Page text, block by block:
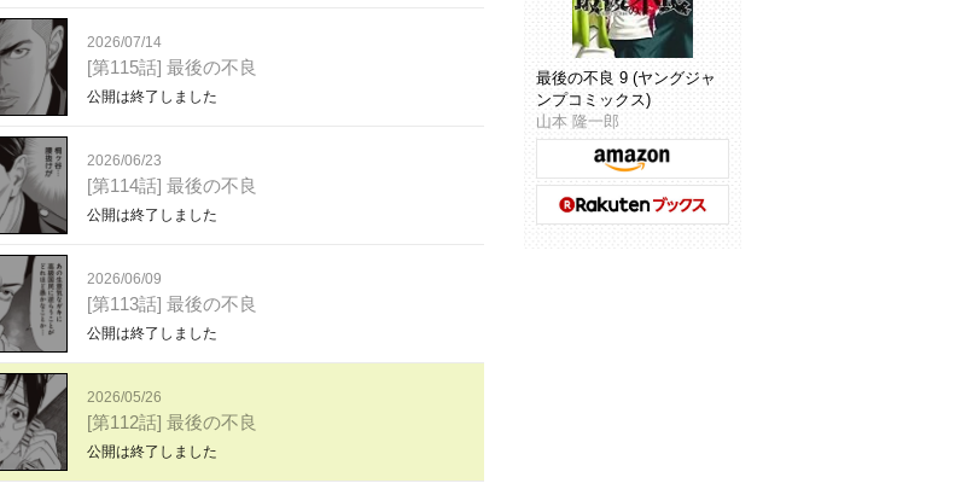
2026/07/14
[第115話] 最後の不良
公開は終了しました
2026/06/23
[第114話] 最後の不良
公開は終了しました
2026/06/09
[第113話] 最後の不良
公開は終了しました
2026/05/26
[第112話] 最後の不良
公開は終了しました
最後の不良 9 (ヤングジャ
ンプコミックス)
山本 隆一郎